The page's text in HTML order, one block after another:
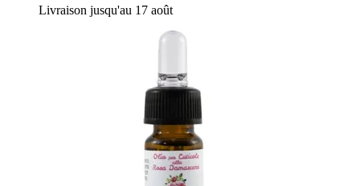
Livraison jusqu'au 17 août